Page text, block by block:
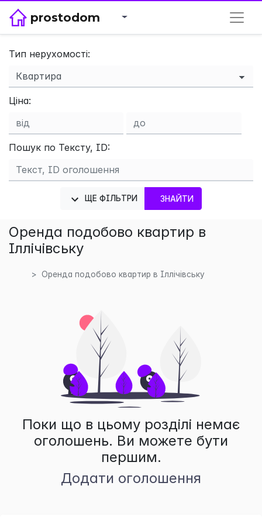
prostodom
Тип нерухомості:
Ціна:
Пошук по Тексту, ID:
ЩЕ ФІЛЬТРИ ЗНАЙТИ
Оренда подобово квартир в
Іллічівську
Оренда подобово квартир в Іллічівську
Поки що в цьому розділі немає
оголошень. Ви можете бути
першим.
Додати оголошення
×